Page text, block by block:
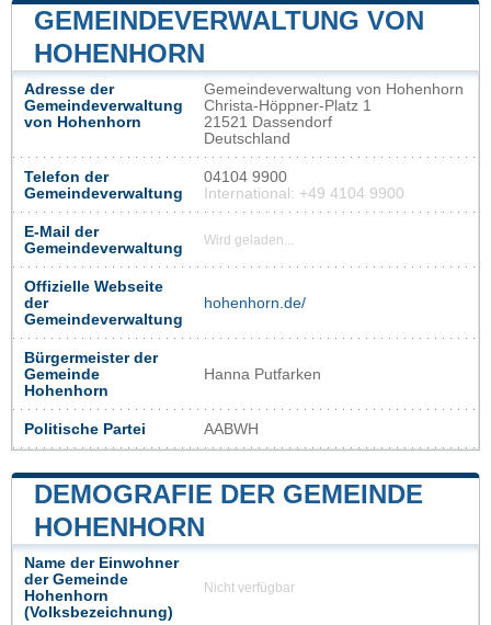
GEMEINDEVERWALTUNG VON
HOHENHORN
Adresse der
Gemeindeverwaltung
von Hohenhorn
Gemeindeverwaltung von Hohenhorn
Christa-Höppner-Platz 1
21521 Dassendorf
Deutschland
Telefon der
Gemeindeverwaltung
04104 9900
International: +49 4104 9900
E-Mail der
Gemeindeverwaltung
Wird geladen...
Offizielle Webseite
der
Gemeindeverwaltung
hohenhorn.de/
Bürgermeister der
Gemeinde
Hohenhorn
Hanna Putfarken
Politische Partei AABWH
DEMOGRAFIE DER GEMEINDE
HOHENHORN
Name der Einwohner
der Gemeinde
Hohenhorn
(Volksbezeichnung)
Nicht verfügbar